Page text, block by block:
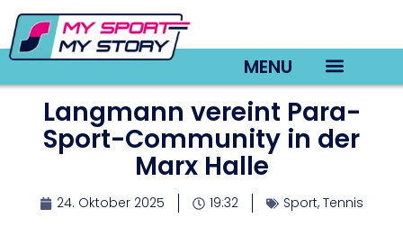
MENU
Langmann vereint Para-
Sport-Community in der
Marx Halle
24. Oktober 2025 19:32 Sport, Tennis